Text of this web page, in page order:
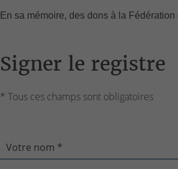
En sa mémoire, des dons à la
Signer le registre
* Tous ces champs sont obligatoires
Votre nom *